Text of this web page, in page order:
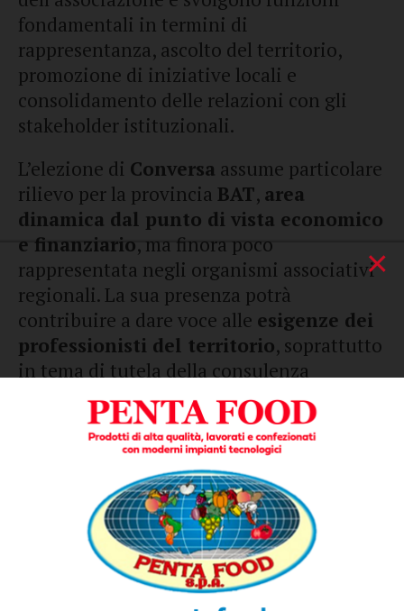
fondamentali in termini di
rappresentanza, ascolto del territorio,
promozione di iniziative locali e
consolidamento delle relazioni con gli
stakeholder istituzionali.
L’elezione di Conversa assume particolare
rilievo per la provincia BAT, area
dinamica dal punto di vista economico
e finanziario, ma finora poco
rappresentata negli organismi associativi
regionali. La sua presenza potrà
contribuire a dare voce alle esigenze dei
professionisti del territorio, soprattutto
in tema di tutela della consulenza
finanziaria di qualità, aggiornamento
normativo, educazione al risparmio e
diffusione di buone pratiche nel rapporto
consulente-cliente. L’impegno del
consulente margheritano sarà orientato
non solo alla rappresentanza, ma anche
promozione di attività formative
momenti di confronto utili a rafforzare la
preparazione e la crescita della categoria.
×